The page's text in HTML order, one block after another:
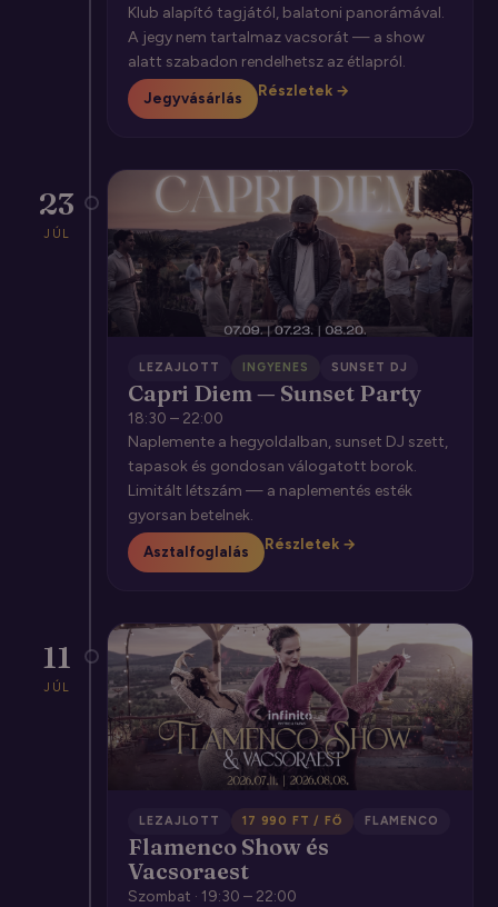
Klub alapító tagjától, balatoni panorámával.
A jegy nem tartalmaz vacsorát — a show
alatt szabadon rendelhetsz az étlapról.
Jegyvásárlás Részletek →
23
JÚL
LEZAJLOTT INGYENES SUNSET DJ
Capri Diem — Sunset Party
18:30 – 22:00
Naplemente a hegyoldalban, sunset DJ szett,
tapasok és gondosan válogatott borok.
Limitált létszám — a naplementés esték
gyorsan betelnek.
Asztalfoglalás Részletek →
11
JÚL
LEZAJLOTT 17 990 FT / FŐ FLAMENCO
Flamenco Show és
Vacsoraest
Szombat · 19:30 – 22:00